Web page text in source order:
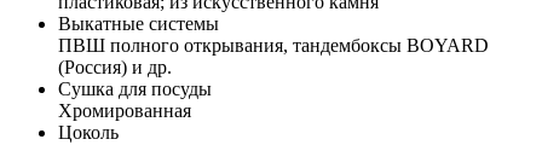
Выкатные системы
ПВШ полного открывания, тандембоксы BOYARD
(Россия) и др.
Сушка для посуды
Хромированная
Цоколь